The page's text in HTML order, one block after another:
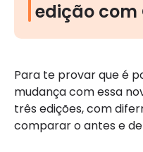
edição com
Para te provar que é
mudança com essa
três edições, com
comparar o antes e